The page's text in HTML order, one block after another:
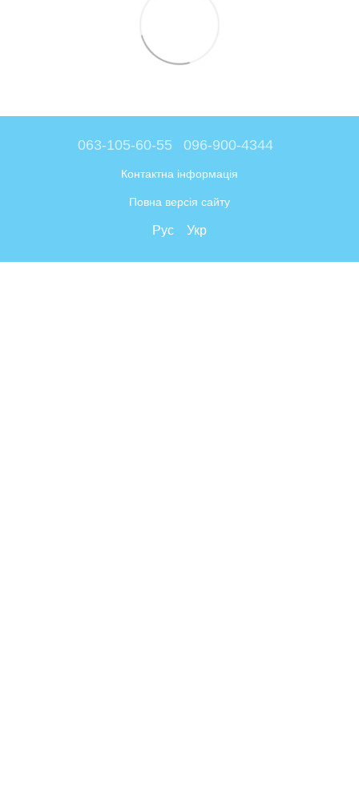
063-105-60-55 096-900-4344
Контактна інформація
Повна версія сайту
Рус Укр